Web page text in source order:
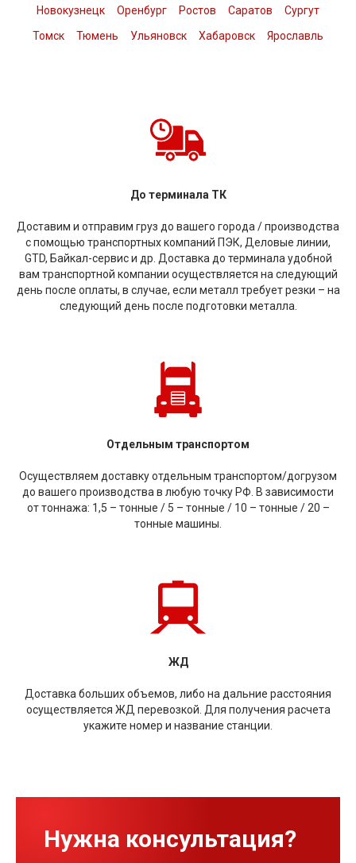
Новокузнецк Оренбург Ростов Саратов
Сургут
Томск
Тюмень Ульяновск Хабаровск Ярославль
До терминала ТК
Доставим и отправим груз до вашего города / производства
с помощью транспортных компаний ПЭК, Деловые линии,
GTD, Байкал-сервис и др. Доставка до терминала удобной
вам транспортной компании осуществляется на следующий
день после оплаты, в случае, если металл требует резки – на
следующий день после подготовки металла.
Отдельным транспортом
Осуществляем доставку отдельным транспортом/догрузом
до вашего производства в любую точку РФ. В зависимости
от тоннажа: 1,5 – тонные / 5 – тонные / 10 – тонные / 20 –
тонные машины.
ЖД
Доставка больших объемов, либо на дальние расстояния
осуществляется ЖД перевозкой. Для получения расчета
укажите номер и название станции.
Нужна консультация?